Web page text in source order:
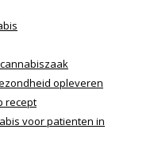
opleveren
recept
voor patienten in